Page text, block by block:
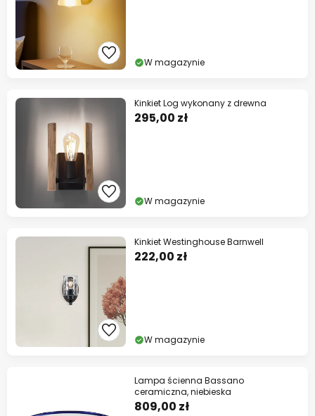
W magazynie
Kinkiet Log wykonany z drewna
295,00 zł
W magazynie
Kinkiet Westinghouse Barnwell
222,00 zł
W magazynie
Lampa ścienna Bassano
ceramiczna, niebieska
809,00 zł